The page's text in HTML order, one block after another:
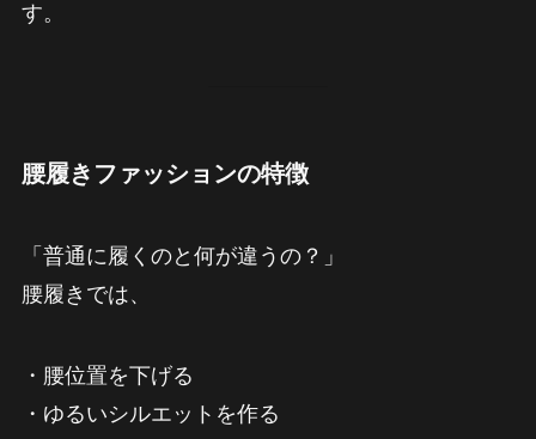
す。
腰履きファッションの特徴
「普通に履くのと何が違うの？」
腰履きでは、
・腰位置を下げる
・ゆるいシルエットを作る